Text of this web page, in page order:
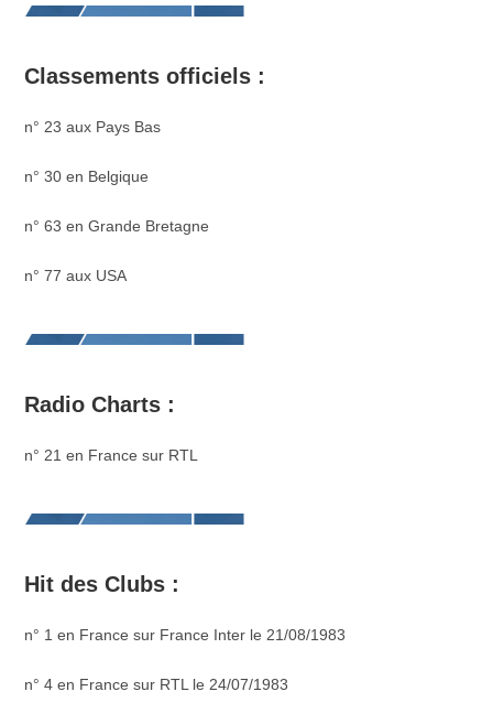
Classements officiels :
n° 23 aux Pays Bas
n° 30 en Belgique
n° 63 en Grande Bretagne
n° 77 aux USA
Radio Charts :
n° 21 en France sur RTL
Hit des Clubs :
n° 1 en France sur France Inter le 21/08/1983
n° 4 en France sur RTL le 24/07/1983